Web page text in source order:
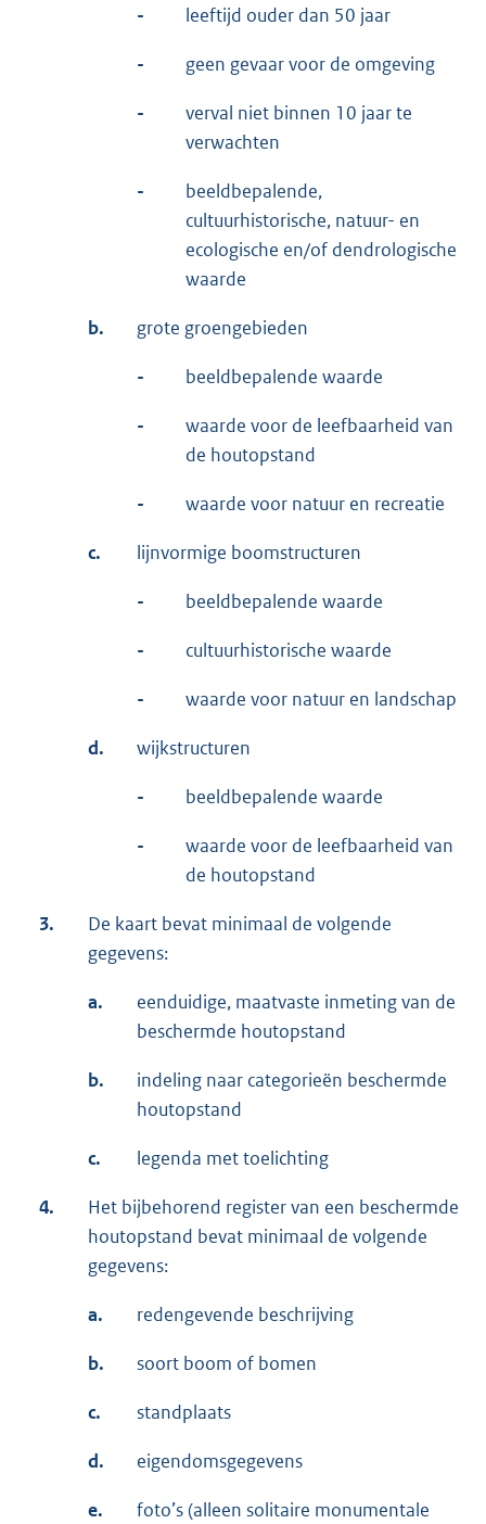
- leeftijd ouder dan 50 jaar
- geen gevaar voor de omgeving
-
verval niet binnen 10 jaar te
verwachten
-
beeldbepalende,
cultuurhistorische, natuur- en
ecologische en/of dendrologische
waarde
b. grote groengebieden
- beeldbepalende waarde
-
waarde voor de leefbaarheid van
de houtopstand
- waarde voor natuur en recreatie
c. lijnvormige boomstructuren
- beeldbepalende waarde
- cultuurhistorische waarde
- waarde voor natuur en landschap
d. wijkstructuren
- beeldbepalende waarde
-
waarde voor de leefbaarheid van
de houtopstand
3.
De kaart bevat minimaal de volgende
gegevens:
a.
eenduidige, maatvaste inmeting van de
beschermde houtopstand
b.
indeling naar categorieën beschermde
houtopstand
c. legenda met toelichting
4.
Het bijbehorend register van een beschermde
houtopstand bevat minimaal de volgende
gegevens:
a. redengevende beschrijving
b. soort boom of bomen
c. standplaats
d. eigendomsgegevens
e.
foto’s (alleen solitaire monumentale